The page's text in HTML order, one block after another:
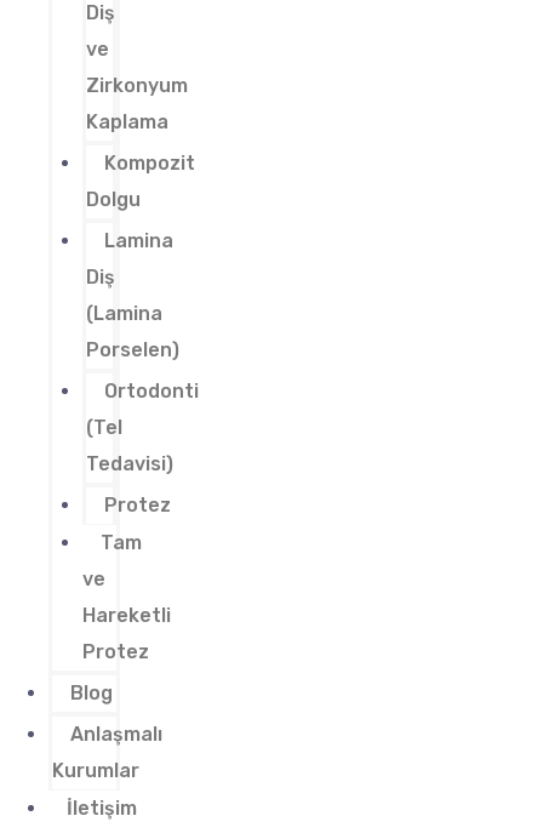
Diş
ve
Zirkonyum
Kaplama
Kompozit
Dolgu
Lamina
Diş
(Lamina
Porselen)
Ortodonti
(Tel
Tedavisi)
Protez
Tam
ve
Hareketli
Protez
Blog
Anlaşmalı
Kurumlar
İletişim